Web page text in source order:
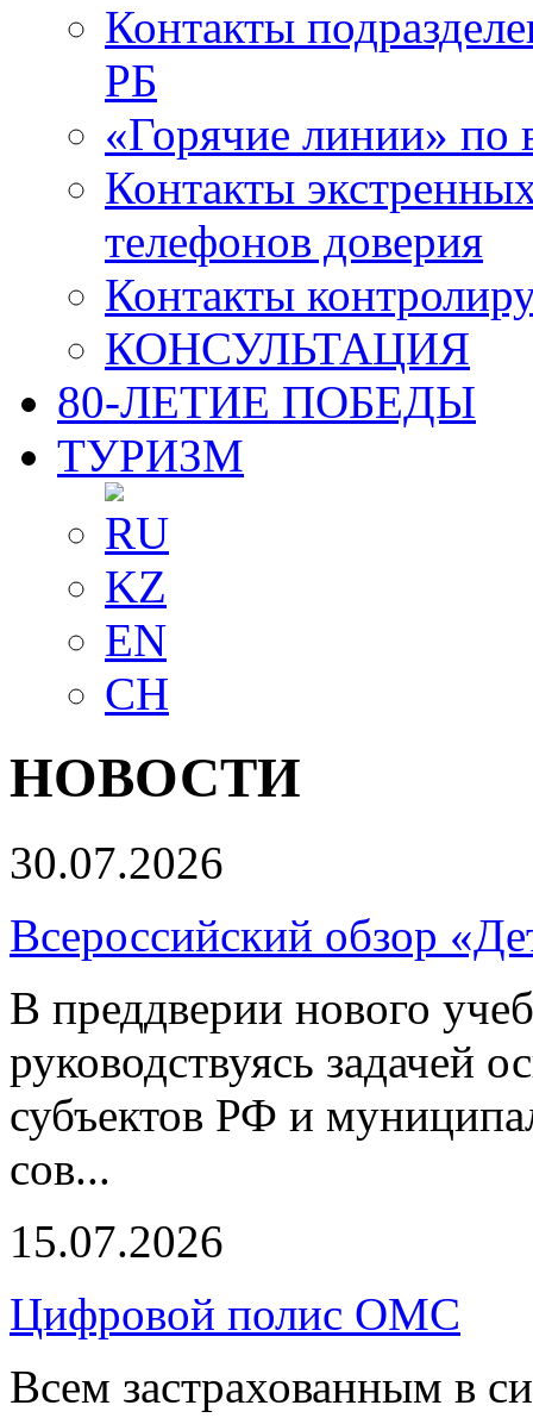
Контакты
РБ
«Горячие линии» по
Контакты
телефонов доверия
Контакты
КОНСУЛЬТАЦИЯ
80-ЛЕТИЕ ПОБЕДЫ
ТУРИЗМ
RU
KZ
EN
CH
НОВОСТИ
30.07.2026
Всероссийский обзор
В преддверии нового
руководствуясь задачей
субъектов РФ и
сов...
15.07.2026
Цифровой полис ОМС
Всем застрахованным в